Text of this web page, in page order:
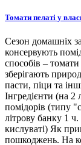
Томати пелаті у
Сезон домашніх
консервують
способів –
зберігають
пасти, піци та
Інгредієнти (на 2
помідорів (типу
літрову банку 1
кислуваті) Як
пошкоджень. На